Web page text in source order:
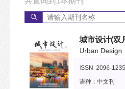
城市设计(双
Urban Design
ISSN 2096-
语种： 中文刊